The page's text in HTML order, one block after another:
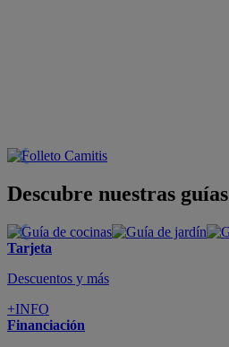
Descubre nuestras guías
Tarjeta
Descuentos y más
+INFO
Financiación